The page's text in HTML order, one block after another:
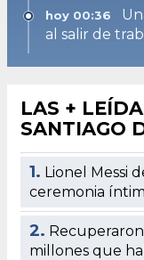
hoy 00:36
al salir de
LAS +
SANTIAGO
1. Lionel Messi
ceremonia
2.
millones que